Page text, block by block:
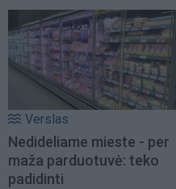
Verslas
Nedideliame mieste - per
maža parduotuvė: teko
padidinti